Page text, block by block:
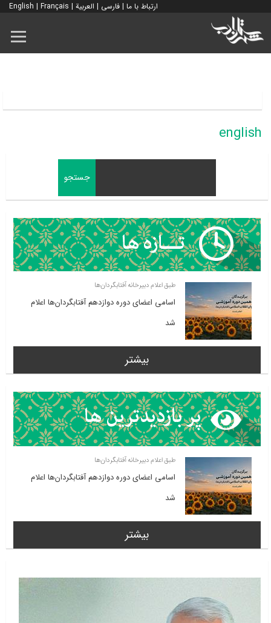
ارتباط با ما | فارسی | العربية |
English | Français
english
طبق اعلام دبیرخانه آفتابگردان‌ها
اسامی اعضای دوره دوازدهم آفتابگردان‌ها اعلام
شد
بیشتر
طبق اعلام دبیرخانه آفتابگردان‌ها
اسامی اعضای دوره دوازدهم آفتابگردان‌ها اعلام
شد
بیشتر